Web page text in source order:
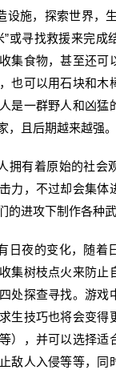
施，探索世界，
”或寻找救援来完成
集食物，甚至还可
也可以用石块和木
是一群野人和凶猛
，且后期越来越强。
有着原始的社会
力，不过却会集体
的进攻下制作各种
夜的变化，随着
集树枝点火来防止
处探查寻找。游戏
生技巧也将会变得
），并可以选择适
敌人入侵等等，同